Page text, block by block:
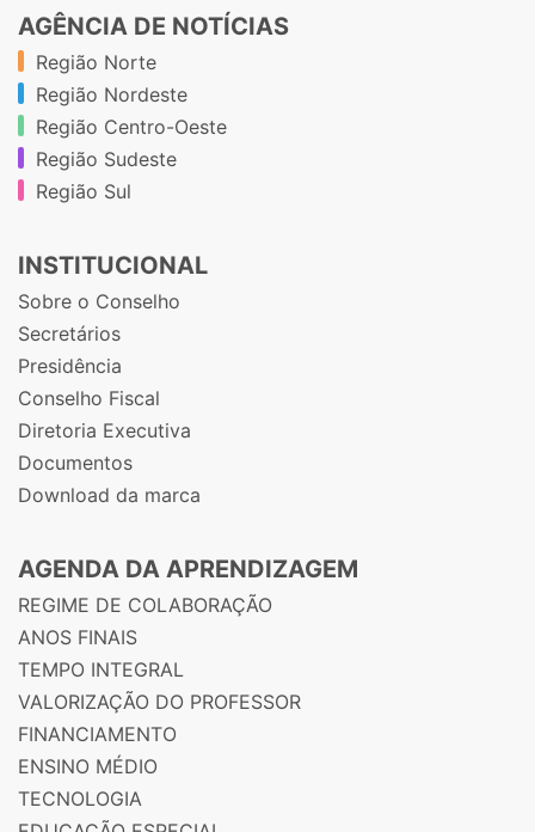
AGÊNCIA DE NOTÍCIAS
Região Norte
Região Nordeste
Região Centro-Oeste
Região Sudeste
Região Sul
INSTITUCIONAL
Sobre o Conselho
Secretários
Presidência
Conselho Fiscal
Diretoria Executiva
Documentos
Download da marca
AGENDA DA APRENDIZAGEM
REGIME DE COLABORAÇÃO
ANOS FINAIS
TEMPO INTEGRAL
VALORIZAÇÃO DO PROFESSOR
FINANCIAMENTO
ENSINO MÉDIO
TECNOLOGIA